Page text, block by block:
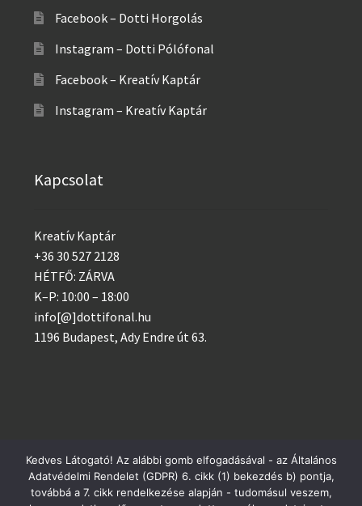
Postai csomagküldés szerdánként, GLS minden nap!
Facebook – Dotti Horgolás
Instagram – Dotti Pólófonal
Facebook – Kreatív Kaptár
Instagram – Kreatív Kaptár
Kapcsolat
Kreatív Kaptár
+36 30 527 2128
HÉTFŐ: ZÁRVA
K–P: 10:00 – 18:00
info[@]dottifonal.hu
1196 Budapest, Ady Endre út 63.
© 2014 - 2023 Kreatív Kaptár
Adatvédelem
Kedves Látogató! Az alábbi gomb elfogadásával - az Általános
Adatvédelmi Rendelet (GDPR) 6. cikk (1) bekezdés b) pontja,
továbbá a 7. cikk rendelkezése alapján - tudomásul veszem,